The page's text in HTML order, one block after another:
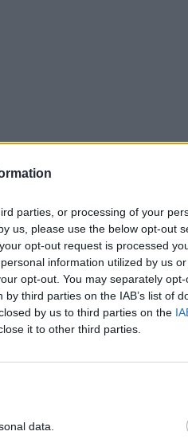
parties, or processing of your
us, please use the below opt-out
opt-out request is processed
information utilized by us
opt-out. You may separately
third parties on the IAB’s list of
by us to third parties on the
it to other third parties.
data.
šventę anksčiau puošęs